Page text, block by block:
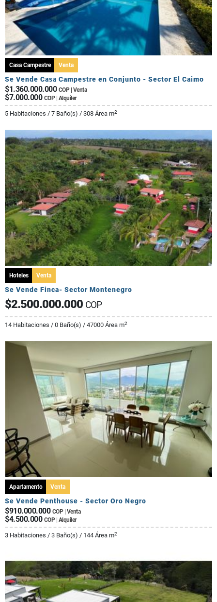
Casa Campestre Venta
Se Vende Casa Campestre en Conjunto - Sector El Caimo
$1.360.000.000 COP | Venta
$7.000.000 COP | Alquiler
5 Habitaciones / 7 Baño(s) / 308 Área m2
Hoteles Venta
Se Vende Finca- Sector Montenegro
$2.500.000.000 COP
14 Habitaciones / 0 Baño(s) / 47000 Área m2
Apartamento Venta
Se Vende Penthouse - Sector Oro Negro
$910.000.000 COP | Venta
$4.500.000 COP | Alquiler
3 Habitaciones / 3 Baño(s) / 144 Área m2